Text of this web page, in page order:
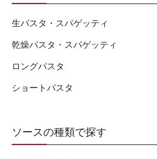
生パスタ・スパゲッティ
乾燥パスタ・スパゲッティ
ロングパスタ
ショートパスタ
ソースの種類で探す